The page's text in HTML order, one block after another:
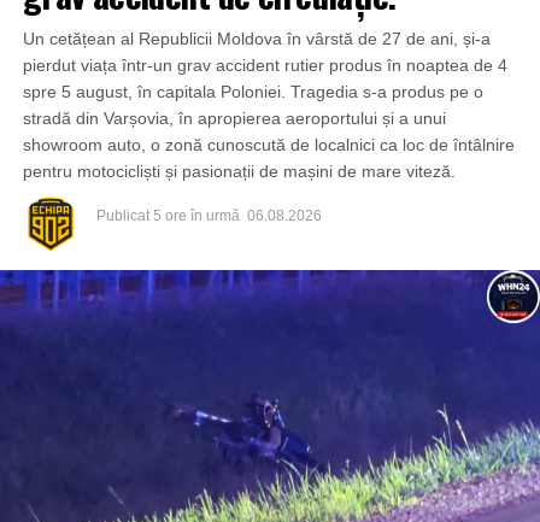
Un cetățean al Republicii Moldova în vârstă de 27 de ani, și-a
pierdut viața într-un grav accident rutier produs în noaptea de 4
spre 5 august, în capitala Poloniei. Tragedia s-a produs pe o
stradă din Varșovia, în apropierea aeroportului și a unui
showroom auto, o zonă cunoscută de localnici ca loc de întâlnire
pentru motocicliști și pasionații de mașini de mare viteză.
Publicat 5 ore în urmă 06.08.2026